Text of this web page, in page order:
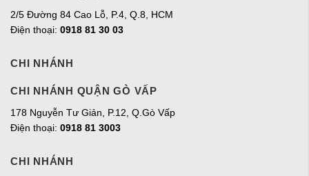
2/5 Đường 84 Cao Lỗ, P.4, Q.8, HCM
Điện thoại: 0918 81 30 03
CHI NHÁNH
CHI NHÁNH QUẬN GÒ VẤP
178 Nguyễn Tư Giản, P.12, Q.Gò Vấp
Điện thoại: 0918 81 3003
CHI NHÁNH